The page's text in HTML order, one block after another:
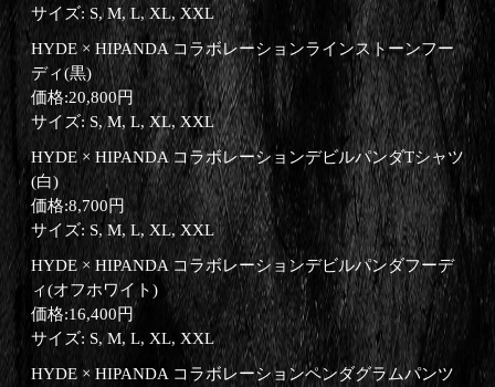
サイズ: S, M, L, XL, XXL
HYDE × HIPANDA コラボレーションラインストーンフー
ディ(黒)
価格:20,800円
サイズ: S, M, L, XL, XXL
HYDE × HIPANDA コラボレーションデビルパンダTシャツ
(白)
価格:8,700円
サイズ: S, M, L, XL, XXL
HYDE × HIPANDA コラボレーションデビルパンダフーデ
ィ(オフホワイト)
価格:16,400円
サイズ: S, M, L, XL, XXL
HYDE × HIPANDA コラボレーションペンダグラムパンツ